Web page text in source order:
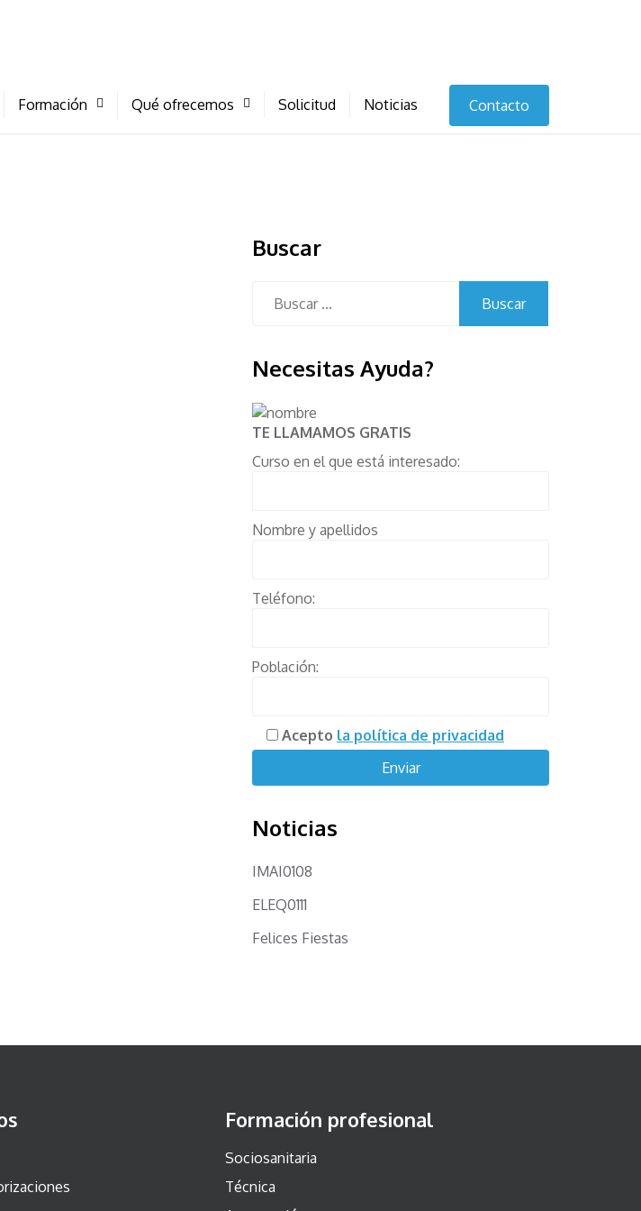
Formación Qué ofrecemos Solicitud Noticias Contacto
Buscar
Necesitas Ayuda?
TE LLAMAMOS GRATIS
Curso en el que está interesado:
Nombre y apellidos
Teléfono:
Población:
Acepto la política de privacidad
Noticias
IMAI0108
ELEQ0111
Felices Fiestas
Formación profesional
Sociosanitaria
Técnica